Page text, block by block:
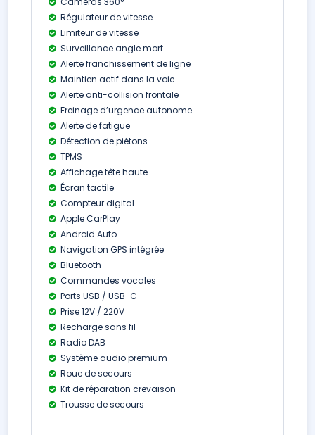
Régulateur de vitesse
Limiteur de vitesse
Surveillance angle mort
Alerte franchissement de ligne
Maintien actif dans la voie
Alerte anti-collision frontale
Freinage d’urgence autonome
Alerte de fatigue
Détection de piétons
TPMS
Affichage tête haute
Écran tactile
Compteur digital
Apple CarPlay
Android Auto
Navigation GPS intégrée
Bluetooth
Commandes vocales
Ports USB / USB-C
Prise 12V / 220V
Recharge sans fil
Radio DAB
Système audio premium
Roue de secours
Kit de réparation crevaison
Trousse de secours